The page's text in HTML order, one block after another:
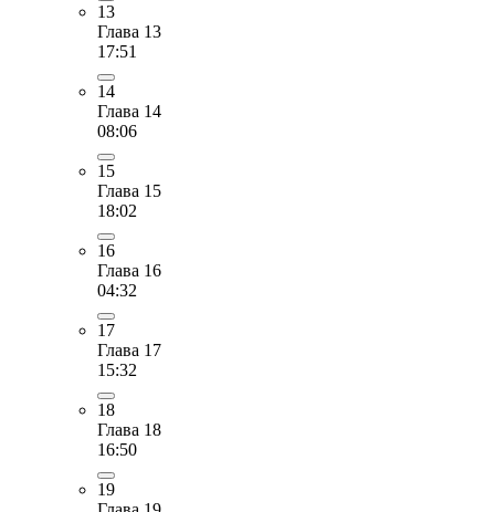
13
Глава 13
17:51
14
Глава 14
08:06
15
Глава 15
18:02
16
Глава 16
04:32
17
Глава 17
15:32
18
Глава 18
16:50
19